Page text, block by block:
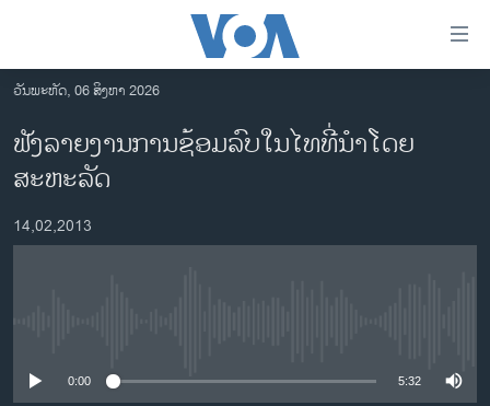
ເຂົ້າ
ຫາ
ຂ້າມ
ຂ້າມ
ໄປ
ລາວ
ອາເມຣິກາ
ການເລືອກຕັ້ງ ປະທານາທີບໍດີ ສະຫະລັດ 2024
ອິດສະຫຼະພາບດ້ານການຂ່າວ
ວັນພະຫັດ, 06 ສິງຫາ 2026
ຟັງລາຍງານການຊ້ອມລົບໃນໄທທີ່ນໍາໂດຍ
ສະຫະລັດ
14,02,2013
0:00 5:32